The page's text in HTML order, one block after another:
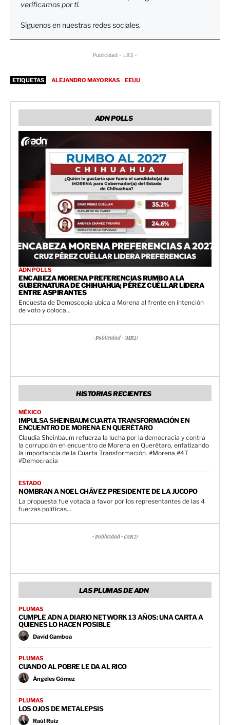
verificamos por tí.
Síguenos en nuestras redes sociales.
Publicidad - LB3 -
ETIQUETAS ALEJANDRO MAYORKAS EEUU
ADN POLLS
ADN POLLS
ENCABEZA MORENA PREFERENCIAS RUMBO A LA
GUBERNATURA DE CHIHUAHUA; PÉREZ CUÉLLAR LIDERA
ENTRE ASPIRANTES
Encuesta de Demoscopia ubica a Morena al frente en intención
de voto y coloca...
- Publicidad - (MR1)
HISTORIAS RECIENTES
MÉXICO
IMPULSA SHEINBAUM CUARTA TRANSFORMACIÓN EN
ENCUENTRO DE MORENA EN QUERÉTARO
Claudia Sheinbaum refuerza la lucha por la democracia y contra
la corrupción en encuentro de Morena en Querétaro, enfatizando
la importancia de la Cuarta Transformación. #Morena #4T
#Democracia
ESTADO
NOMBRAN A NOEL CHÁVEZ PRESIDENTE DE LA JUCOPO
La propuesta fue votada a favor por los representantes de las 4
fuerzas políticas...
- Publicidad - (MR2)
LAS PLUMAS DE ADN
PLUMAS
CUMPLE ADN A DIARIO NETWORK 13 AÑOS: UNA CARTA A
QUIENES LO HACEN POSIBLE
David Gamboa
PLUMAS
CUANDO AL POBRE LE DA AL RICO
Ángeles Gómez
PLUMAS
LOS OJOS DE METALEPSIS
Raúl Ruiz